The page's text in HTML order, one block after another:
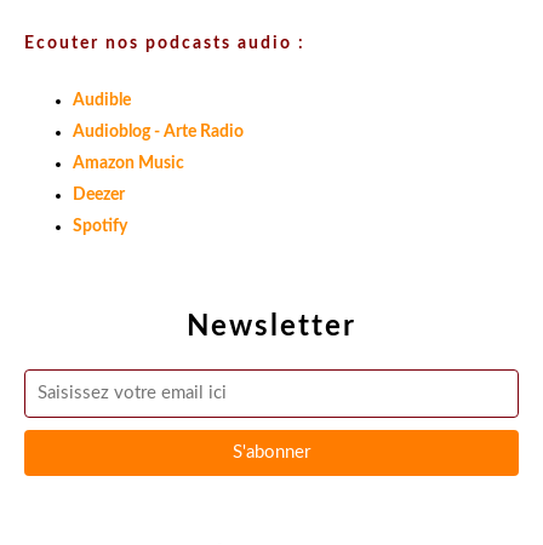
Newsletter
Ecouter nos podcasts audio :
Audible
Audioblog - Arte Radio
Amazon Music
Deezer
Spotify